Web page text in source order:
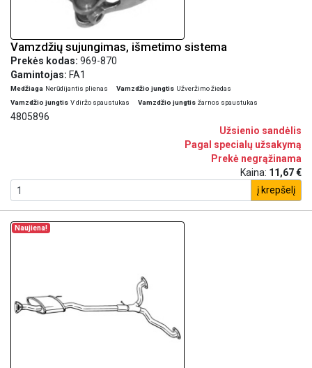
Vamzdžių sujungimas, išmetimo sistema
Prekės kodas: 969-870
Gamintojas: FA1
Medžiaga Nerūdijantis plienas Vamzdžio jungtis Užveržimo žiedas
Vamzdžio jungtis V diržo spaustukas Vamzdžio jungtis žarnos spaustukas
4805896
Užsienio sandėlis
Pagal specialų užsakymą
Prekė negrąžinama
Kaina: 11,67 €
į krepšelį
Naujiena!